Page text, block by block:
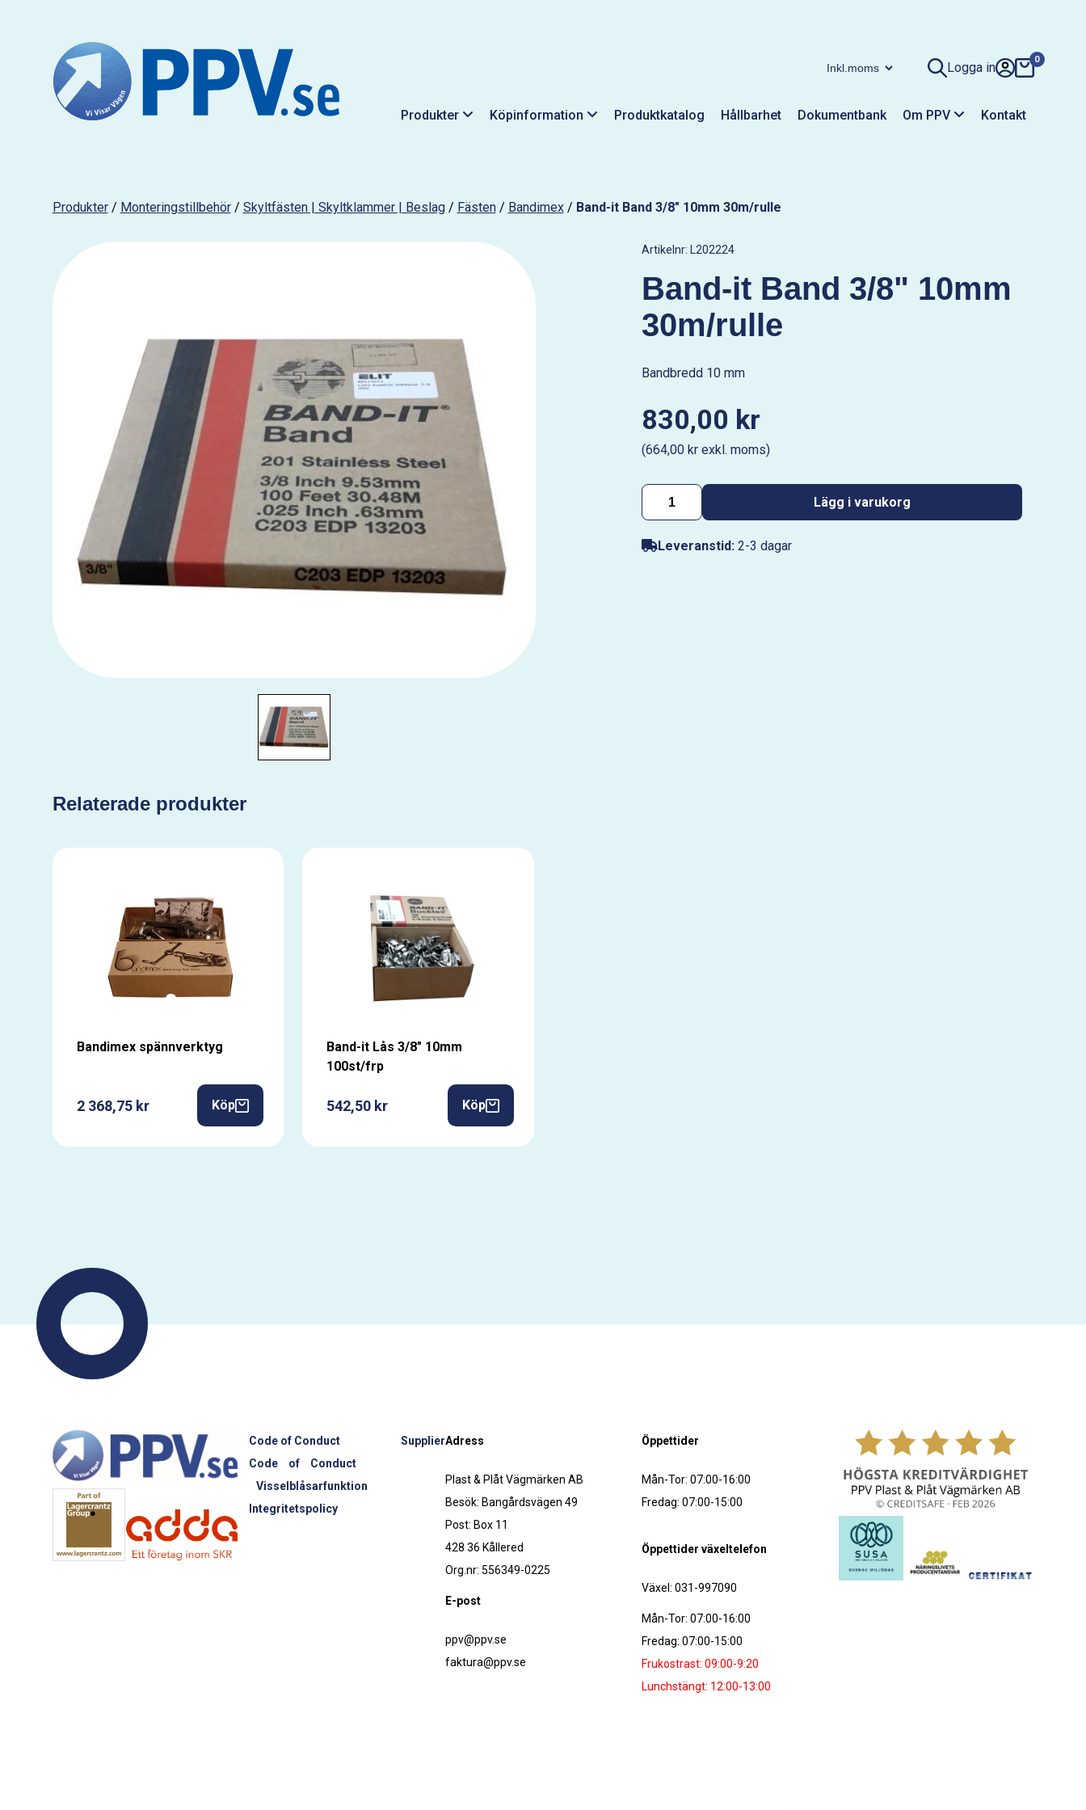
Logga in
0
Produkter Köpinformation Produktkatalog Hållbarhet Dokumentbank Om PPV Kontakt
Produkter/ Monteringstillbehör/ Skyltfästen | Skyltklammer | Beslag/ Fästen/ Bandimex/ Band-it Band 3/8" 10mm 30m/rulle
Artikelnr: L202224
Band-it Band 3/8" 10mm
30m/rulle
Bandbredd 10 mm
830,00 kr
(664,00 kr exkl. moms)
Lägg i varukorg
Leveranstid: 2-3 dagar
Relaterade produkter
Bandimex spännverktyg
2 368,75 kr Köp
Band-it Lås 3/8" 10mm
100st/frp
542,50 kr Köp
Code of Conduct
Supplier
Code of Conduct
Visselblåsarfunktion
Integritetspolicy
Adress
Plast & Plåt Vägmärken AB
Besök: Bangårdsvägen 49
Post: Box 11
428 36 Kållered
Org.nr: 556349-0225
E-post
ppv@ppv.se
faktura@ppv.se
Öppettider
Mån-Tor: 07:00-16:00
Fredag: 07:00-15:00
Öppettider växeltelefon
Växel: 031-997090
Mån-Tor: 07:00-16:00
Fredag: 07:00-15:00
Frukostrast: 09:00-9:20
Lunchstängt: 12:00-13:00